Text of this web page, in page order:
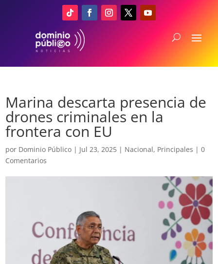
Marina descarta presencia de
drones criminales en la
frontera con EU
por Dominio Público | Jul 23, 2025 | Nacional, Principales |0
Comentarios